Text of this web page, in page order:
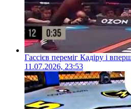
Гассієв переміг Кадіру і
11.07.2026, 23:53